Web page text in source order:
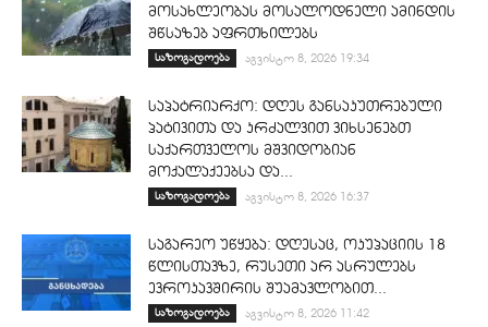
მოსახლეობას მოსალოდნელი ამინდის
შწსაზებ აფრთხილებს
საზოგადოება აგვისტო 8, 2026 19:34
საპატრიარქო: დღეს განსაკუთრებული
პატივითა და კრძალვით ვიხსენებთ
საქართველოს მშვიდობიან
მოქალაქეებსა და...
საზოგადოება აგვისტო 8, 2026 16:37
საგარეო უწყება: დღესაც, ოკუპაციის 18
წლისთავზე, რუსეთი არ ასრულებს
ევროკავშირის შუამავლობით...
საზოგადოება აგვისტო 8, 2026 11:42